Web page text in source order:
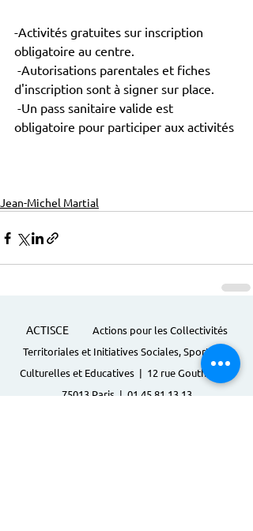
-Activités gratuites sur inscription
obligatoire au centre.
d'inscription sont à signer sur place.
obligatoire pour participer aux activités
Jean-Michel Martial
ACTISCE
Actions pour les Collectivités
Territoriales et Initiatives Sociales, Sportives,
Culturelles et Educatives | 12 rue Gouthière |
75013 Paris | 01 45 81 13 13